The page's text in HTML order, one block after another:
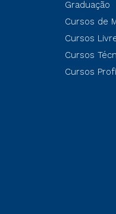
Graduação
Cursos de
Cursos
Cursos
Cursos